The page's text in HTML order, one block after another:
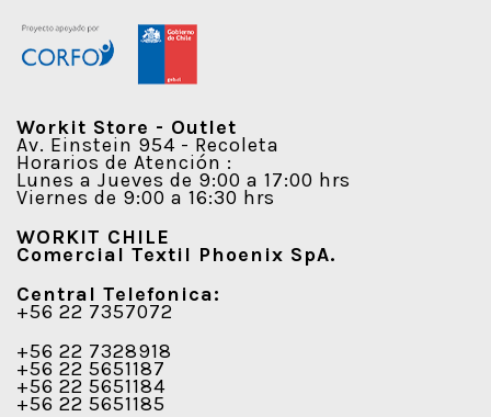
Workit Store - Outlet
Av. Einstein 954 - Recoleta
Horarios de Atención :
Lunes a Jueves de 9:00 a 17:00 hrs
Viernes de 9:00 a 16:30 hrs
WORKIT CHILE
Comercial Textil Phoenix SpA.
Central Telefonica:
+56 22 7357072
+56 22 7328918
+56 22 5651187
+56 22 5651184
+56 22 5651185